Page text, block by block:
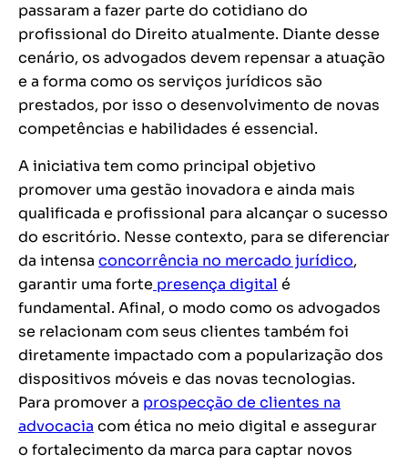
passaram a fazer parte do cotidiano do
profissional do Direito atualmente. Diante desse
cenário, os advogados devem repensar a atuação
e a forma como os serviços jurídicos são
prestados, por isso o desenvolvimento de novas
competências e habilidades é essencial.
A iniciativa tem como principal objetivo
promover uma gestão inovadora e ainda mais
qualificada e profissional para alcançar o sucesso
do escritório. Nesse contexto, para se diferenciar
da intensa concorrência no mercado jurídico,
garantir uma forte presença digital é
fundamental. Afinal, o modo como os advogados
se relacionam com seus clientes também foi
diretamente impactado com a popularização dos
dispositivos móveis e das novas tecnologias.
Para promover a prospecção de clientes na
advocacia com ética no meio digital e assegurar
o fortalecimento da marca para captar novos